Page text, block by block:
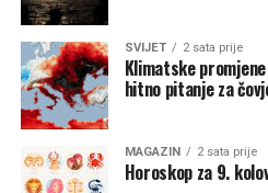
SVIJET 2 sata prije
Klimatske
hitno pitanje za
MAGAZIN 2 sata prije
Horoskop za 9.